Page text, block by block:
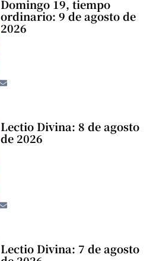
Domingo 19, tiempo
ordinario: 9 de agosto de
2026
Lectio Divina: 8 de agosto
de 2026
Lectio Divina: 7 de agosto